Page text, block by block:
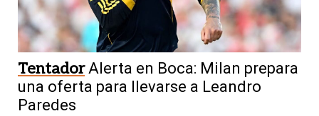
Tentador Alerta en Boca: Milan prepara
una oferta para llevarse a Leandro
Paredes